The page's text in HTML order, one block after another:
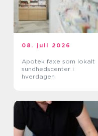
08. juli 2026
Apotek faxe som lokalt
sundhedscenter i
hverdagen